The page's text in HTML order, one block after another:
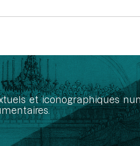
et iconographiques